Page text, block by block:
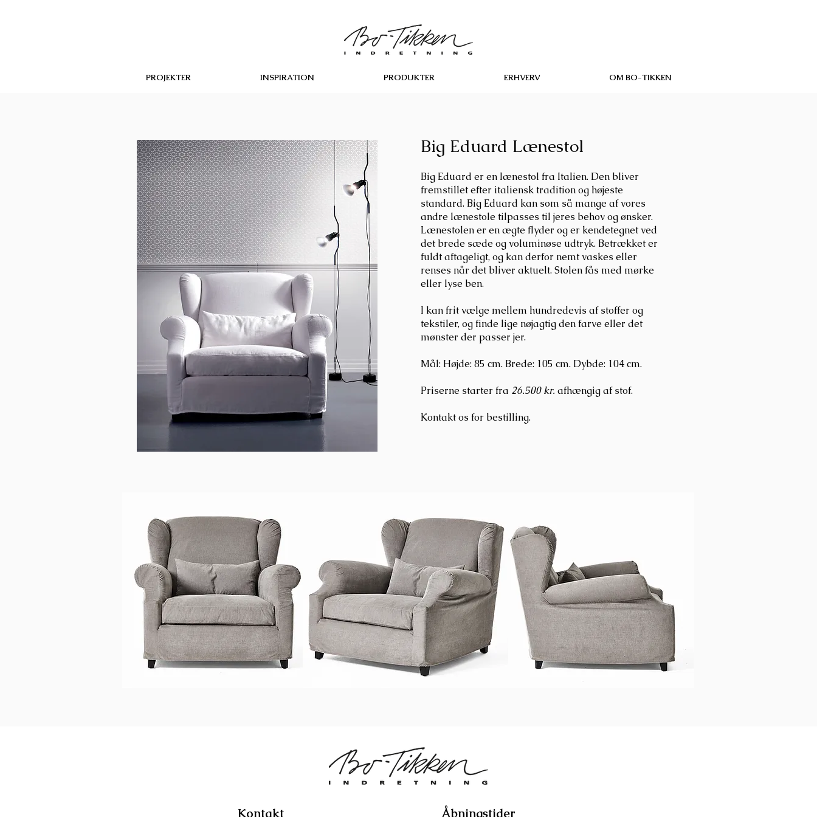
PROJEKTER INSPIRATION PRODUKTER ERHVERV OM BO-TIKKEN
Big Eduard Lænestol
Big Eduard er en lænestol fra Italien. Den bliver
fremstillet efter italiensk tradition og højeste
standard. Big Eduard kan som så mange af vores
andre lænestole tilpasses til jeres behov og ønsker.
Lænestolen er en ægte flyder og er kendetegnet ved
det brede sæde og voluminøse udtryk. Betrækket er
fuldt aftageligt, og kan derfor nemt vaskes eller
renses når det bliver aktuelt. Stolen fås med mørke
eller lyse ben.
I kan frit vælge mellem hundredevis af stoffer og
tekstiler, og finde lige nøjagtig den farve eller det
mønster der passer jer.
Mål: Højde: 85 cm. Brede: 105 cm. Dybde: 104 cm.
Priserne starter fra 26.500 kr. afhængig af stof.
Kontakt os for bestilling.
Kontakt Åbningstider